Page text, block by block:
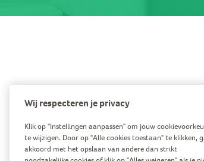
het leuk
nieuwe
Wij respecteren je privacy
Klik op "Instellingen aanpassen" om jouw
te wijzigen. Door op "Alle cookies toestaan" te klikken,
akkoord met het opslaan van andere dan strikt